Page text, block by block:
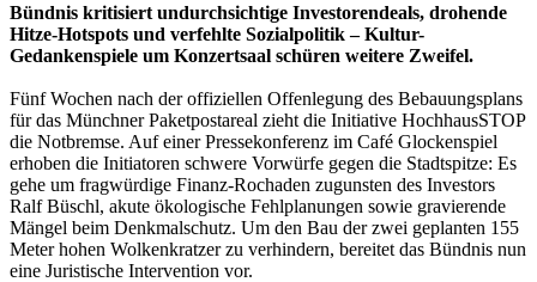
Bündnis kritisiert undurchsichtige Investorendeals, drohende
Hitze-Hotspots und verfehlte Sozialpolitik – Kultur-
Gedankenspiele um Konzertsaal schüren weitere Zweifel.
Fünf Wochen nach der offiziellen Offenlegung des Bebauungsplans
für das Münchner Paketpostareal zieht die Initiative HochhausSTOP
die Notbremse. Auf einer Pressekonferenz im Café Glockenspiel
erhoben die Initiatoren schwere Vorwürfe gegen die Stadtspitze: Es
gehe um fragwürdige Finanz-Rochaden zugunsten des Investors
Ralf Büschl, akute ökologische Fehlplanungen sowie gravierende
Mängel beim Denkmalschutz. Um den Bau der zwei geplanten 155
Meter hohen Wolkenkratzer zu verhindern, bereitet das Bündnis nun
eine Juristische Intervention vor.